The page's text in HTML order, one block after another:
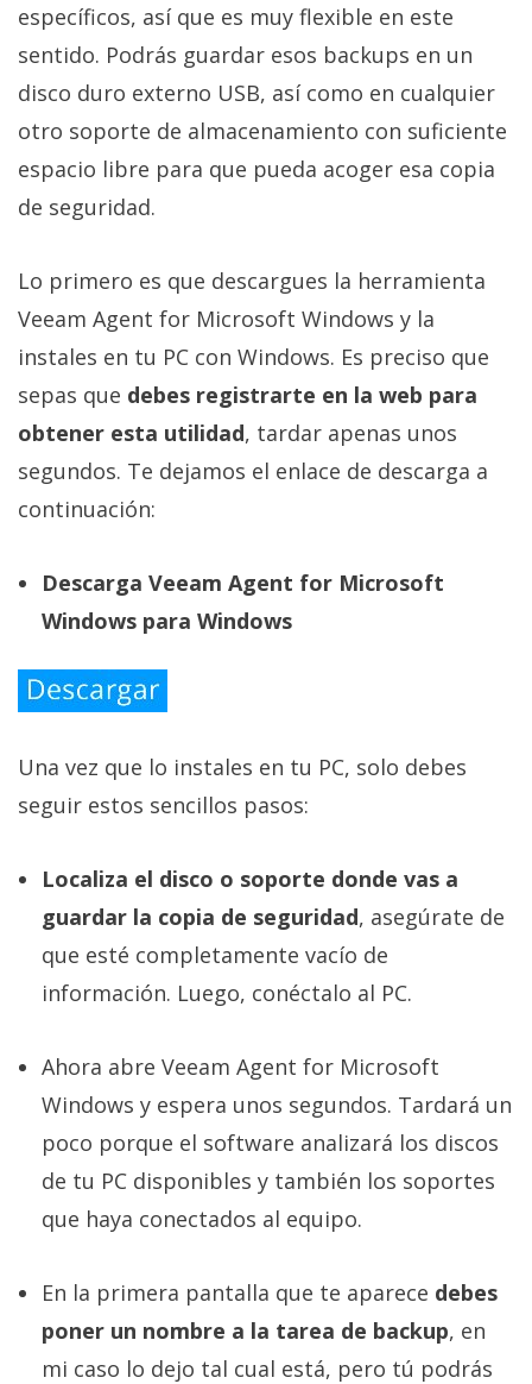
específicos, así que es muy flexible en este
sentido. Podrás guardar esos backups en un
disco duro externo USB, así como en cualquier
otro soporte de almacenamiento con suficiente
espacio libre para que pueda acoger esa copia
de seguridad.
Lo primero es que descargues la herramienta
Veeam Agent for Microsoft Windows y la
instales en tu PC con Windows. Es preciso que
sepas que debes registrarte en la web para
obtener esta utilidad, tardar apenas unos
segundos. Te dejamos el enlace de descarga a
continuación:
Descarga Veeam Agent for Microsoft
Windows para Windows
Una vez que lo instales en tu PC, solo debes
seguir estos sencillos pasos:
Localiza el disco o soporte donde vas a
guardar la copia de seguridad, asegúrate de
que esté completamente vacío de
información. Luego, conéctalo al PC.
Ahora abre Veeam Agent for Microsoft
Windows y espera unos segundos. Tardará un
poco porque el software analizará los discos
de tu PC disponibles y también los soportes
que haya conectados al equipo.
En la primera pantalla que te aparece debes
poner un nombre a la tarea de backup, en
mi caso lo dejo tal cual está, pero tú podrás